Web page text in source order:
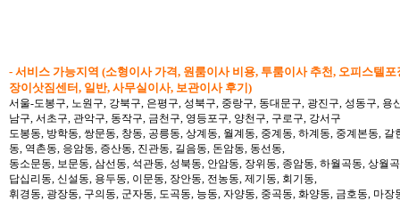
- 서비스 가능지역 (소형이사 가격, 원룸이사 비용, 투룸이사 추천, 오피스텔
장이삿짐센터, 일반, 사무실이사, 보관이사 후기)
서울-도봉구, 노원구, 강북구, 은평구, 성북구, 중랑구, 동대문구, 광진구, 성동구,
남구, 서초구, 관악구, 동작구, 금천구, 영등포구, 양천구, 구로구, 강서구
도봉동, 방학동, 쌍문동, 창동, 공릉동, 상계동, 월계동, 중계동, 하계동, 중계본동,
동, 역촌동, 응암동, 증산동, 진관동, 길음동, 돈암동, 동선동,
동소문동, 보문동, 삼선동, 석관동, 성북동, 안암동, 장위동, 종암동, 하월곡동, 상월
답십리동, 신설동, 용두동, 이문동, 장안동, 전농동, 제기동, 회기동,
휘경동, 광장동, 구의동, 군자동, 도곡동, 능동, 자양동, 중곡동, 화양동, 금호동, 마